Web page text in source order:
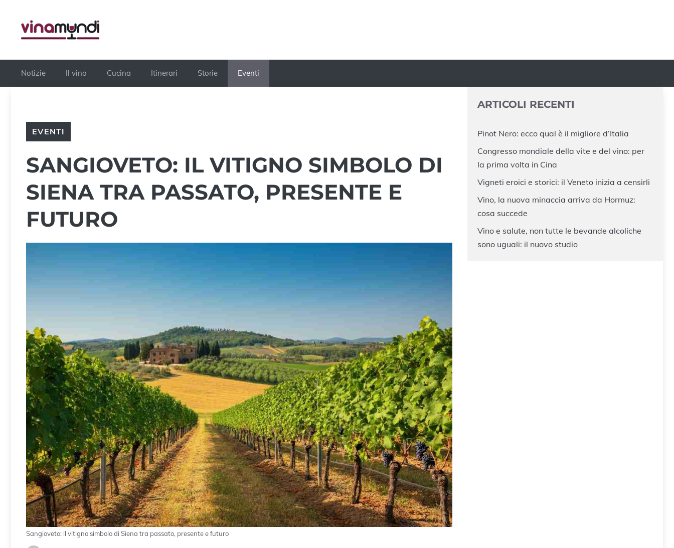
contenuto
Notizie Il vino Cucina Itinerari Storie Eventi
EVENTI
SANGIOVETO: IL VITIGNO SIMBOLO DI
SIENA TRA PASSATO, PRESENTE E
FUTURO
Sangioveto: il vitigno simbolo di Siena tra passato, presente e futuro
ARTICOLI RECENTI
Pinot Nero: ecco qual è il migliore d’Italia
Congresso mondiale della vite e del vino: per
la prima volta in Cina
Vigneti eroici e storici: il Veneto inizia a censirli
Vino, la nuova minaccia arriva da Hormuz:
cosa succede
Vino e salute, non tutte le bevande alcoliche
sono uguali: il nuovo studio